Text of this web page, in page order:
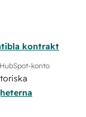
kontrakt
konto